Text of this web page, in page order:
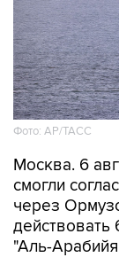
Фото: AP/ТАСС
Москва. 6
смогли
через
действовать
"Аль-